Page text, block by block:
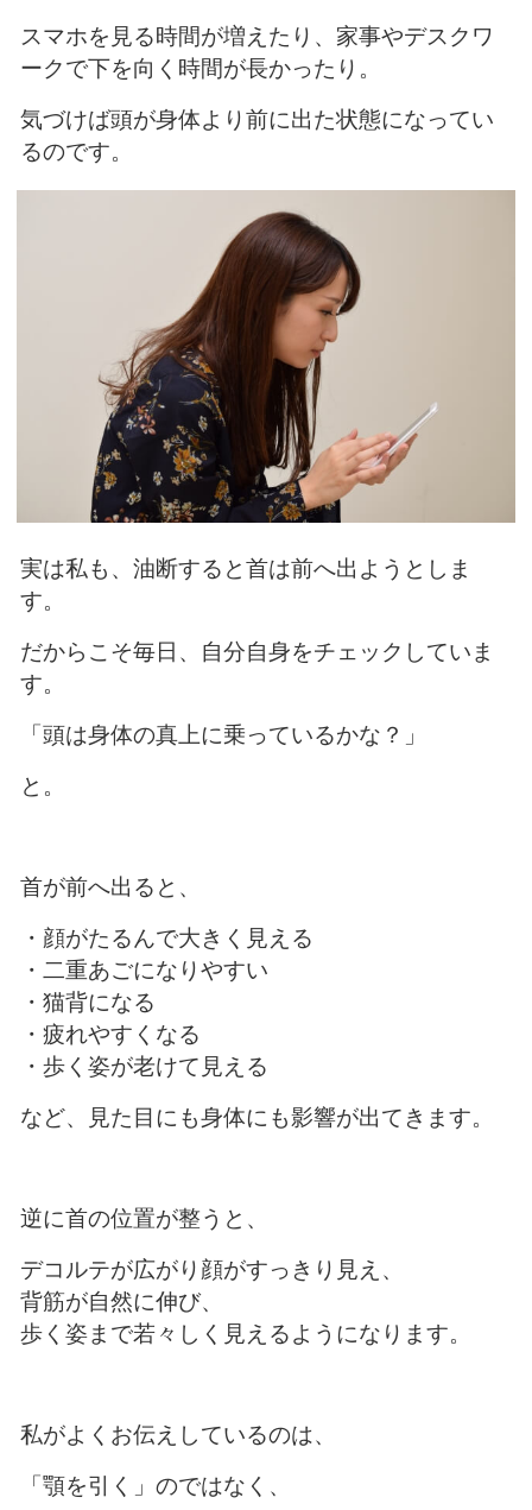
スマホを見る時間が増えたり、家事やデスクワ
ークで下を向く時間が長かったり。
気づけば頭が身体より前に出た状態になってい
るのです。
実は私も、油断すると首は前へ出ようとしま
す。
だからこそ毎日、自分自身をチェックしていま
す。
「頭は身体の真上に乗っているかな？」
と。
首が前へ出ると、
・顔がたるんで大きく見える
・二重あごになりやすい
・猫背になる
・疲れやすくなる
・歩く姿が老けて見える
など、見た目にも身体にも影響が出てきます。
逆に首の位置が整うと、
デコルテが広がり顔がすっきり見え、
背筋が自然に伸び、
歩く姿まで若々しく見えるようになります。
私がよくお伝えしているのは、
「顎を引く」のではなく、